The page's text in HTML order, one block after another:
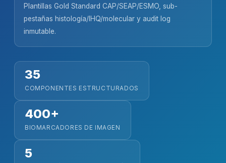
Plantillas Gold Standard CAP/SEAP/ESMO, sub-
pestañas histología/IHQ/molecular y audit log
inmutable.
35
COMPONENTES ESTRUCTURADOS
400+
BIOMARCADORES DE IMAGEN
5